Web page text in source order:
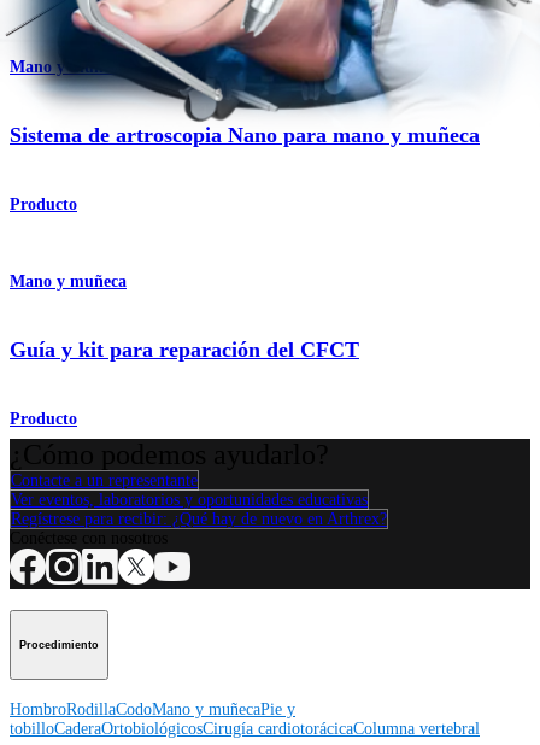
Mano y muñeca
Sistema de artroscopia Nano para mano y muñeca
Producto
Mano y muñeca
Guía y kit para reparación del CFCT
Producto
Contacte a un representante
Ver eventos, laboratorios y oportunidades educativas
Regístrese para recibir: ¿Qué hay de nuevo en Arthrex?
Procedimiento
HombroRodillaCodoMano y muñecaPie y
tobilloCaderaOrtobiológicosCirugía cardiotorácicaColumna vertebral